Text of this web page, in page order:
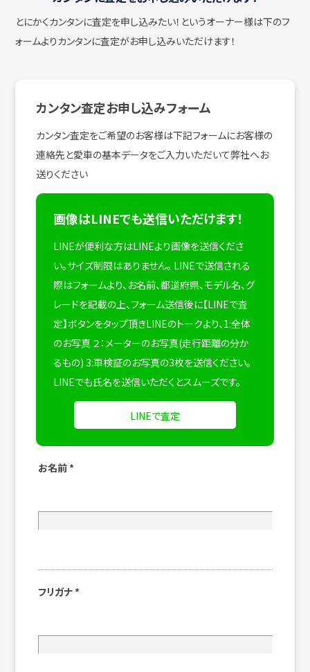
とにかくカンタンに査定を申し込みたい！ というオーナー様は下のフ
ォームよりカンタンに査定がお申し込みいただけます！
カンタン査定お申し込みフォーム
カンタン査定をご希望のお客様は下記フォームにお客様の
連絡先と愛車の基本データをご入力いただいて弊社へお
送りください
画像はLINEでも送信いただけます！
LINEが便利な方はLINEより画像を送信くださ
い。サイズ制限はありません。 LINEで送信される
際はフォームより、お名前、都道府県、モデル名、グ
レードを記載の上、フォーム送信後に【LINEで査
定】ボタンをタップ頂きLINEのトークより、1:全体
のお写真 ２：メーターのお写真(走行距離の分か
るもの) 3:車検証のお写真の3枚を送信ください。
LINEでも氏名を送信いただくとスムーズです。
LINEで査定
お名前 *
フリガナ *